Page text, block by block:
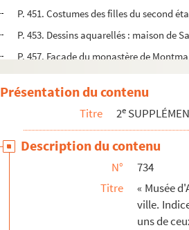
P. 451. Costumes des filles du second
P. 453. Dessins aquarellés : maison de
P. 457. Façade du monastère de
P. 461. Description des Antiquités de
P. 462. Antiquités de Nîmes (gravures)
P. 479. Antiques du cabinet de Sauret
P. 482. Table des matières
735. « Recherches pour servir à
736. Supplément au Musée d'Arles, 1815.
737. Chronologie du monastère royal de
Présentation du contenu
Titre 2e
Description du contenu
N°
734
Titre
« Musée
ville.
uns de